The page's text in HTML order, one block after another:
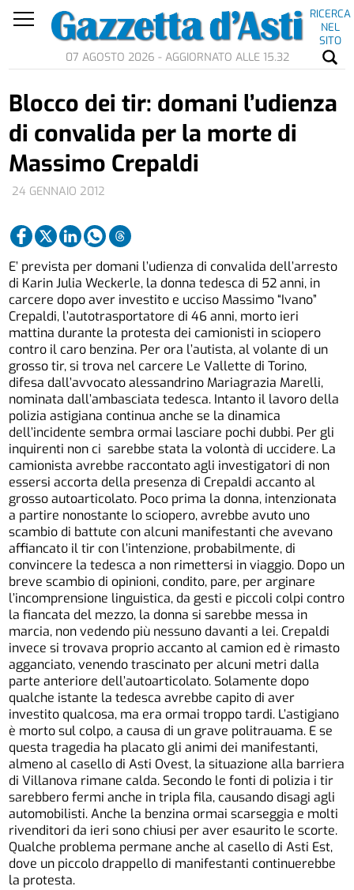
RICERCA
NEL
SITO
07 AGOSTO 2026 - AGGIORNATO ALLE 15.32
24 GENNAIO 2012
Blocco dei tir: domani l’udienza
di convalida per la morte di
Massimo Crepaldi
E’ prevista per domani l’udienza di convalida dell’arresto
di Karin Julia Weckerle, la donna tedesca di 52 anni, in
carcere dopo aver investito e ucciso Massimo “Ivano”
Crepaldi, l’autotrasportatore di 46 anni, morto ieri
mattina durante la protesta dei camionisti in sciopero
contro il caro benzina. Per ora l’autista, al volante di un
grosso tir, si trova nel carcere Le Vallette di Torino,
difesa dall’avvocato alessandrino Mariagrazia Marelli,
nominata dall’ambasciata tedesca. Intanto il lavoro della
polizia astigiana continua anche se la dinamica
dell’incidente sembra ormai lasciare pochi dubbi. Per gli
inquirenti non ci sarebbe stata la volontà di uccidere. La
camionista avrebbe raccontato agli investigatori di non
essersi accorta della presenza di Crepaldi accanto al
grosso autoarticolato. Poco prima la donna, intenzionata
a partire nonostante lo sciopero, avrebbe avuto uno
scambio di battute con alcuni manifestanti che avevano
affiancato il tir con l’intenzione, probabilmente, di
convincere la tedesca a non rimettersi in viaggio. Dopo un
breve scambio di opinioni, condito, pare, per arginare
l’incomprensione linguistica, da gesti e piccoli colpi contro
la fiancata del mezzo, la donna si sarebbe messa in
marcia, non vedendo più nessuno davanti a lei. Crepaldi
invece si trovava proprio accanto al camion ed è rimasto
agganciato, venendo trascinato per alcuni metri dalla
parte anteriore dell’autoarticolato. Solamente dopo
qualche istante la tedesca avrebbe capito di aver
investito qualcosa, ma era ormai troppo tardi. L’astigiano
è morto sul colpo, a causa di un grave politrauama. E se
questa tragedia ha placato gli animi dei manifestanti,
almeno al casello di Asti Ovest, la situazione alla barriera
di Villanova rimane calda. Secondo le fonti di polizia i tir
sarebbero fermi anche in tripla fila, causando disagi agli
automobilisti. Anche la benzina ormai scarseggia e molti
rivenditori da ieri sono chiusi per aver esaurito le scorte.
Qualche problema permane anche al casello di Asti Est,
dove un piccolo drappello di manifestanti continuerebbe
la protesta.